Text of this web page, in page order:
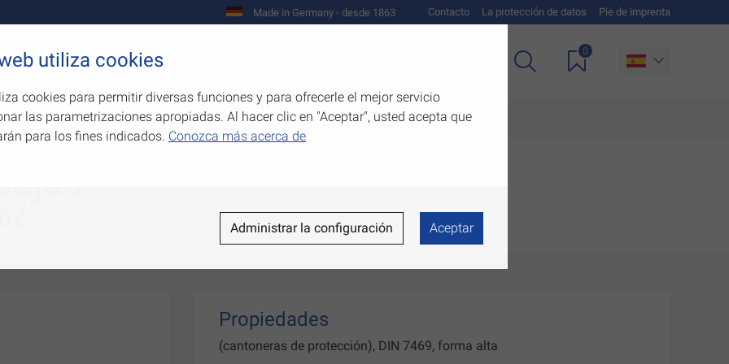
Made in Germany - desde 1863 Contacto La protección de datos Pie de imprenta
Empresa
0
Propiedades
(cantoneras de protección), DIN 7469, forma alta
utiliza cookies
cookies para permitir diversas funciones y para ofrecerle el mejor servicio
las parametrizaciones apropiadas. Al hacer clic en "Aceptar", usted acepta que
para los fines indicados. Conozca más acerca de
Administrar la configuración Aceptar